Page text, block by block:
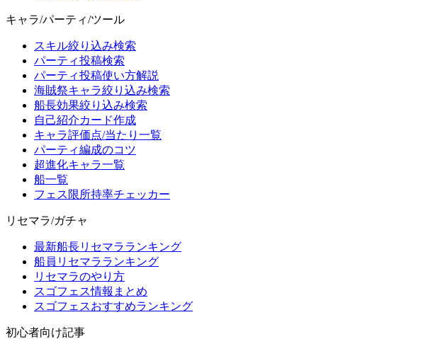
キャラ/パーティ/ツール
スキル絞り込み検索
パーティ投稿検索
パーティ投稿使い方解説
海賊祭キャラ絞り込み検索
船長効果絞り込み検索
自己紹介カード作成
キャラ評価点/当たり一覧
パーティ編成のコツ
超進化キャラ一覧
船一覧
フェス限所持率チェッカー
リセマラ/ガチャ
最新船長リセマラランキング
船員リセマラランキング
リセマラのやり方
スゴフェス情報まとめ
スゴフェスおすすめランキング
初心者向け記事